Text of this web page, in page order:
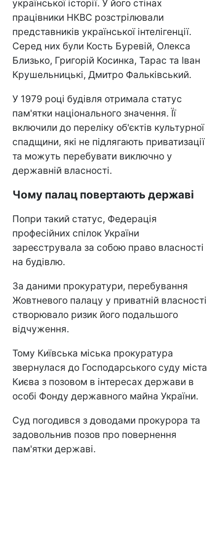
української історії. У його стінах
працівники НКВС розстрілювали
представників української інтелігенції.
Серед них були Кость Буревій, Олекса
Близько, Григорій Косинка, Тарас та Іван
Крушельницькі, Дмитро Фальківський.
У 1979 році будівля отримала статус
пам'ятки національного значення. Її
включили до переліку об'єктів культурної
спадщини, які не підлягають приватизації
та можуть перебувати виключно у
державній власності.
Чому палац повертають державі
Попри такий статус, Федерація
професійних спілок України
зареєструвала за собою право власності
на будівлю.
За даними прокуратури, перебування
Жовтневого палацу у приватній власності
створювало ризик його подальшого
відчуження.
Тому Київська міська прокуратура
звернулася до Господарського суду міста
Києва з позовом в інтересах держави в
особі Фонду державного майна України.
Суд погодився з доводами прокурора та
задовольнив позов про повернення
пам'ятки державі.